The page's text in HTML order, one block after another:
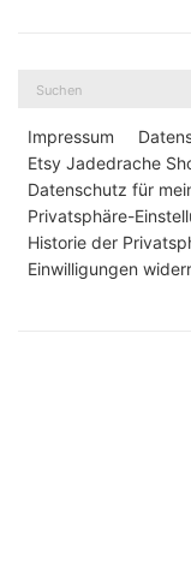
Impressum
Etsy Jadedrache
Datenschutz für
Privatsphäre-
Historie der
Einwilligungen